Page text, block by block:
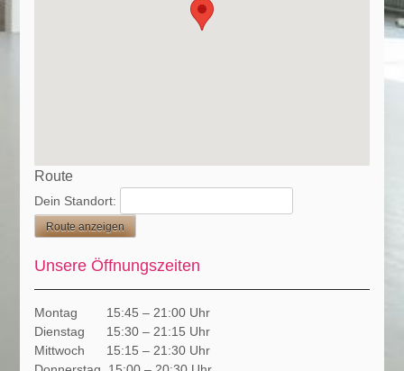
Route
Dein Standort:
Unsere Öffnungszeiten
Montag 15:45 – 21:00 Uhr
Dienstag 15:30 – 21:15 Uhr
Mittwoch 15:15 – 21:30 Uhr